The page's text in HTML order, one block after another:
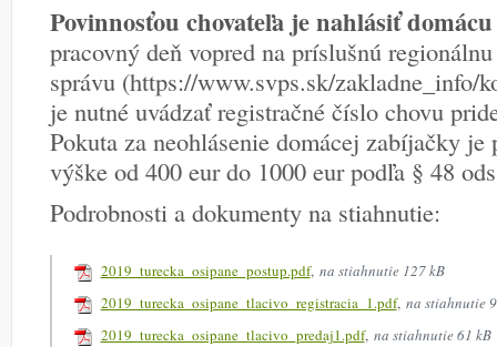
Povinnosťou chovateľa je nahlásiť
pracovný deň vopred na príslušnú
správu (https://www.svps.sk/zakladne_info/
je nutné uvádzať registračné číslo chovu
Pokuta za neohlásenie domácej zabíjačky
výške od 400 eur do 1000 eur podľa § 48
Podrobnosti a dokumenty na stiahnutie:
2019_turecka_osipane_postup.pdf, na stiahnutie 127 kB
2019_turecka_osipane_tlacivo_registracia_1.pdf, na stiahnutie
2019_turecka_osipane_tlacivo_predaj1.pdf, na stiahnutie 61 kB